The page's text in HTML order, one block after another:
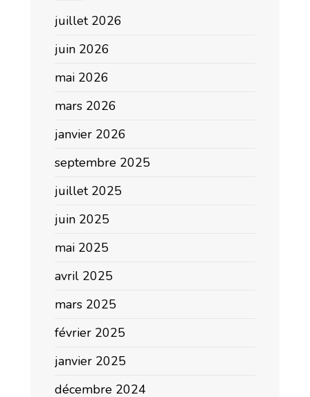
juillet 2026
juin 2026
mai 2026
mars 2026
janvier 2026
septembre 2025
juillet 2025
juin 2025
mai 2025
avril 2025
mars 2025
février 2025
janvier 2025
décembre 2024